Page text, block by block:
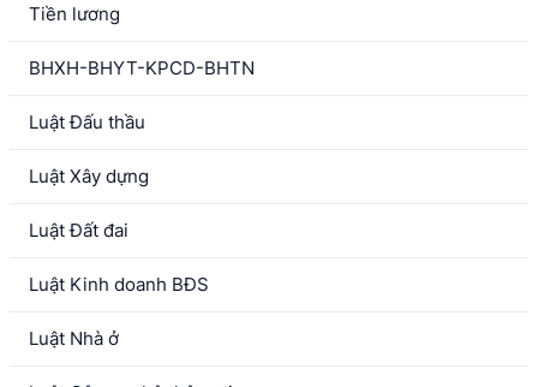
Tiền lương
BHXH-BHYT-KPCD-BHTN
Luật Đấu thầu
Luật Xây dựng
Luật Đất đai
Luật Kinh doanh BĐS
Luật Nhà ở